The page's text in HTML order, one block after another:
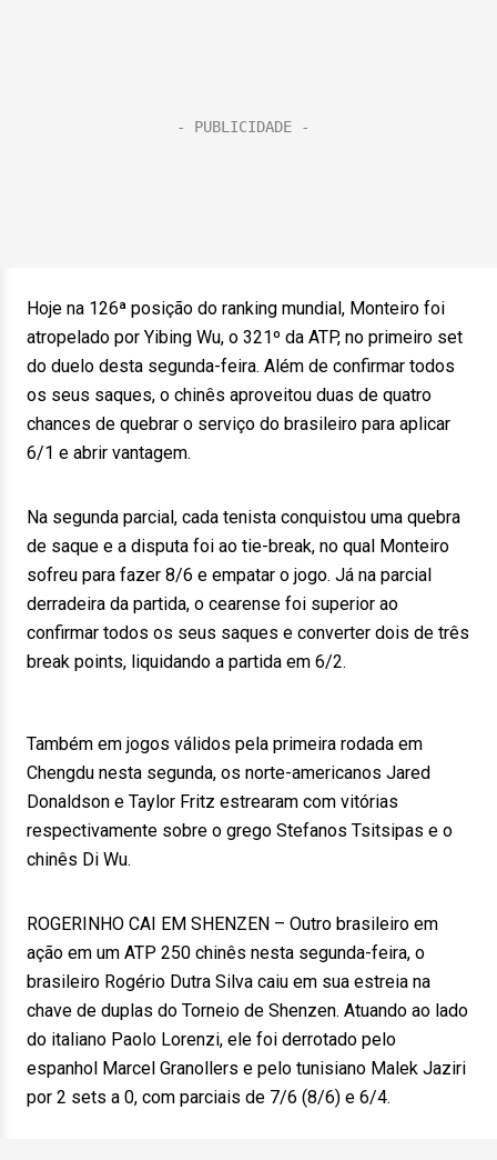
Hoje na 126ª posição do ranking mundial, Monteiro foi
atropelado por Yibing Wu, o 321º da ATP, no primeiro set
do duelo desta segunda-feira. Além de confirmar todos
os seus saques, o chinês aproveitou duas de quatro
chances de quebrar o serviço do brasileiro para aplicar
6/1 e abrir vantagem.
Na segunda parcial, cada tenista conquistou uma quebra
de saque e a disputa foi ao tie-break, no qual Monteiro
sofreu para fazer 8/6 e empatar o jogo. Já na parcial
derradeira da partida, o cearense foi superior ao
confirmar todos os seus saques e converter dois de três
break points, liquidando a partida em 6/2.
Também em jogos válidos pela primeira rodada em
Chengdu nesta segunda, os norte-americanos Jared
Donaldson e Taylor Fritz estrearam com vitórias
respectivamente sobre o grego Stefanos Tsitsipas e o
chinês Di Wu.
ROGERINHO CAI EM SHENZEN – Outro brasileiro em
ação em um ATP 250 chinês nesta segunda-feira, o
brasileiro Rogério Dutra Silva caiu em sua estreia na
chave de duplas do Torneio de Shenzen. Atuando ao lado
do italiano Paolo Lorenzi, ele foi derrotado pelo
espanhol Marcel Granollers e pelo tunisiano Malek Jaziri
por 2 sets a 0, com parciais de 7/6 (8/6) e 6/4.